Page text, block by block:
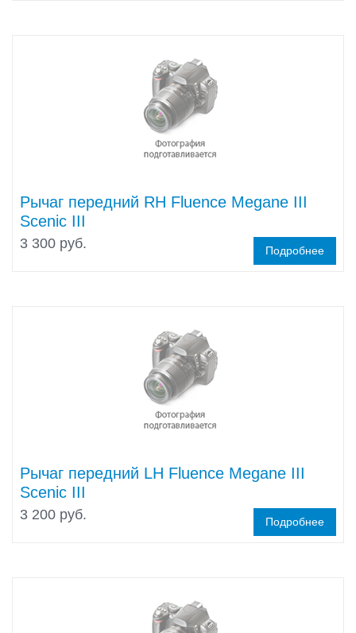
Рычаг передний RH Fluence Megane III
Scenic III
3 300 руб. Подробнее
Рычаг передний LH Fluence Megane III
Scenic III
3 200 руб. Подробнее